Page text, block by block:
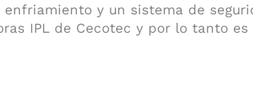
y un sistema de
IPL de Cecotec y por lo tanto